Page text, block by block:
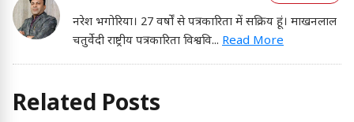
नरेश भगोरिया। 27 वर्षों से पत्रकारिता में सक्रिय हूं। माखनलाल
चतुर्वेदी राष्ट्रीय पत्रकारिता विश्ववि... Read More
Related Posts